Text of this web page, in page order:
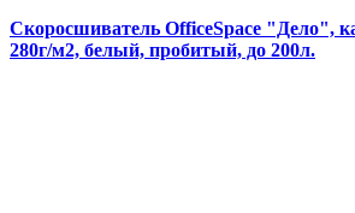
Скоросшиватель OfficeSpace "Дело",
280г/м2, белый, пробитый, до 200л.